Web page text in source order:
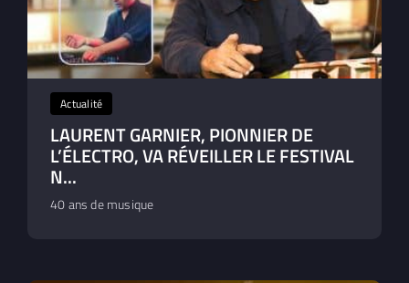
Actualité
LAURENT GARNIER, PIONNIER DE
L’ÉLECTRO, VA RÉVEILLER LE FESTIVAL
N...
40 ans de musique